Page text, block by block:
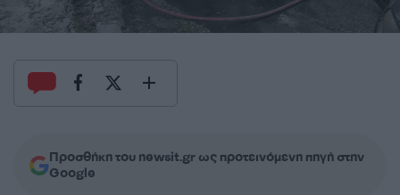
Προσθήκη του newsit.gr ως προτεινόμενη πηγή στην
Google